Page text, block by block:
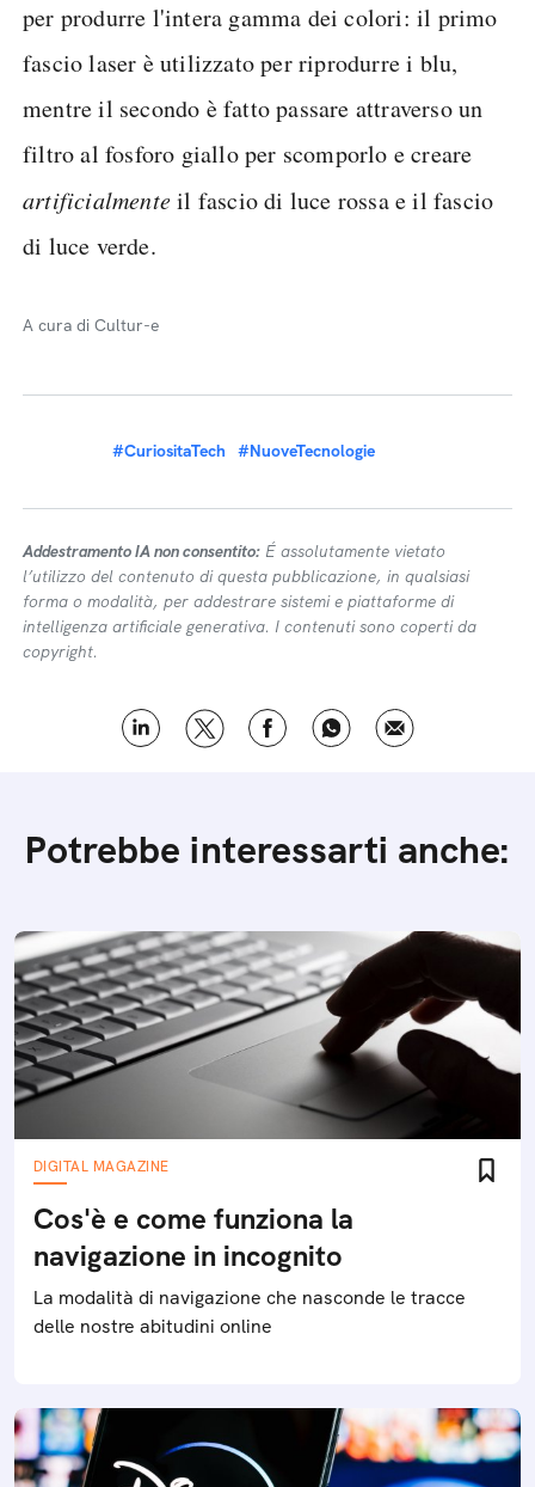
per produrre l'intera gamma dei colori: il primo
fascio laser è utilizzato per riprodurre i blu,
mentre il secondo è fatto passare attraverso un
filtro al fosforo giallo per scomporlo e creare
artificialmenteil fascio di luce rossa e il fascio
di luce verde.
A cura di Cultur-e
#CuriositaTech #NuoveTecnologie
Addestramento IA non consentito: É assolutamente vietato
l’utilizzo del contenuto di questa pubblicazione, in qualsiasi
forma o modalità, per addestrare sistemi e piattaforme di
intelligenza artificiale generativa. I contenuti sono coperti da
copyright.
Potrebbe interessarti anche:
DIGITAL MAGAZINE
Cos'è e come funziona la
navigazione in incognito
La modalità di navigazione che nasconde le tracce
delle nostre abitudini online